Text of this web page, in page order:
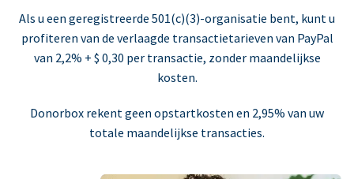
Als u een geregistreerde 501(c)(3)-organisatie bent, kunt u
profiteren van de verlaagde transactietarieven van PayPal
van 2,2% + $ 0,30 per transactie, zonder maandelijkse
kosten.
Donorbox rekent geen opstartkosten en 2,95% van uw
totale maandelijkse transacties.